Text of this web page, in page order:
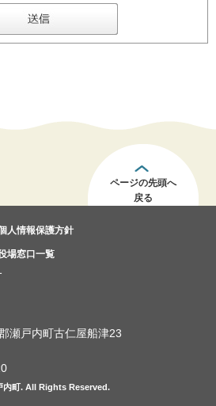
ページの先頭へ
戻る
人情報保護方針
場窓口一覧
瀬戸内町古仁屋船津23
町. All Rights Reserved.